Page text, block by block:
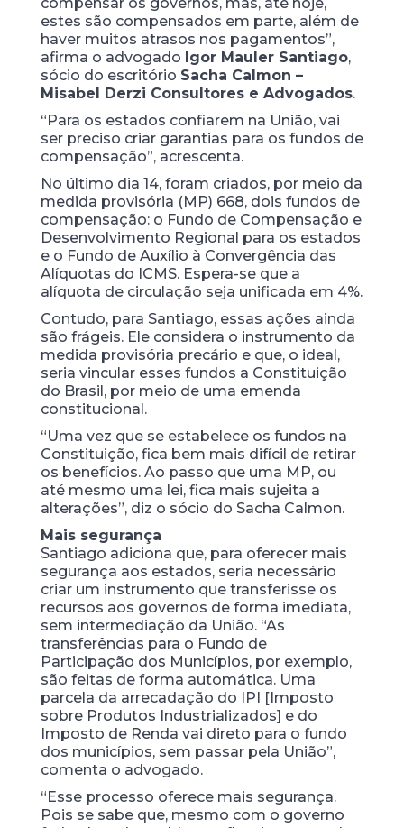
estes são compensados em parte, além de
haver muitos atrasos nos pagamentos”,
afirma o advogado Igor Mauler Santiago,
sócio do escritório Sacha Calmon –
Misabel Derzi Consultores e Advogados.
“Para os estados confiarem na União, vai
ser preciso criar garantias para os fundos de
compensação”, acrescenta.
No último dia 14, foram criados, por meio da
medida provisória (MP) 668, dois fundos de
compensação: o Fundo de Compensação e
Desenvolvimento Regional para os estados
e o Fundo de Auxílio à Convergência das
Alíquotas do ICMS. Espera-se que a
alíquota de circulação seja unificada em 4%.
Contudo, para Santiago, essas ações ainda
são frágeis. Ele considera o instrumento da
medida provisória precário e que, o ideal,
seria vincular esses fundos a Constituição
do Brasil, por meio de uma emenda
constitucional.
“Uma vez que se estabelece os fundos na
Constituição, fica bem mais difícil de retirar
os benefícios. Ao passo que uma MP, ou
até mesmo uma lei, fica mais sujeita a
alterações”, diz o sócio do Sacha Calmon.
Mais segurança
Santiago adiciona que, para oferecer mais
segurança aos estados, seria necessário
criar um instrumento que transferisse os
recursos aos governos de forma imediata,
sem intermediação da União. “As
transferências para o Fundo de
Participação dos Municípios, por exemplo,
são feitas de forma automática. Uma
parcela da arrecadação do IPI [Imposto
sobre Produtos Industrializados] e do
Imposto de Renda vai direto para o fundo
dos municípios, sem passar pela União”,
comenta o advogado.
“Esse processo oferece mais segurança.
Pois se sabe que, mesmo com o governo